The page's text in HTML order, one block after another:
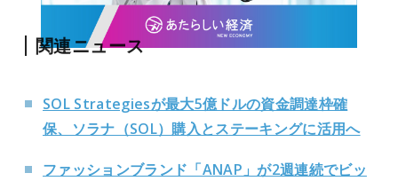
関連ニュース
SOL Strategiesが最大5億ドルの資金調達枠確
保、ソラナ（SOL）購入とステーキングに活用へ
ファッションブランド「ANAP」が2週連続でビッ